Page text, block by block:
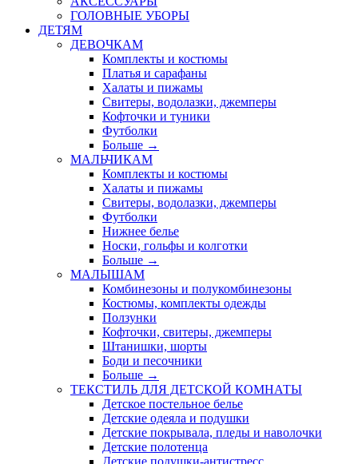
ГОЛОВНЫЕ УБОРЫ
ДЕТЯМ
ДЕВОЧКАМ
Комплекты и костюмы
Платья и сарафаны
Халаты и пижамы
Свитеры, водолазки, джемперы
Кофточки и туники
Футболки
Больше →
МАЛЬЧИКАМ
Комплекты и костюмы
Халаты и пижамы
Свитеры, водолазки, джемперы
Футболки
Нижнее белье
Носки, гольфы и колготки
Больше →
МАЛЫШАМ
Комбинезоны и полукомбинезоны
Костюмы, комплекты одежды
Ползунки
Кофточки, свитеры, джемперы
Штанишки, шорты
Боди и песочники
Больше →
ТЕКСТИЛЬ ДЛЯ ДЕТСКОЙ КОМНАТЫ
Детское постельное белье
Детские одеяла и подушки
Детские покрывала, пледы и наволочки
Детские полотенца
Детские подушки-антистресс